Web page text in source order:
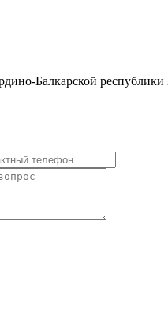
Балкарской республики